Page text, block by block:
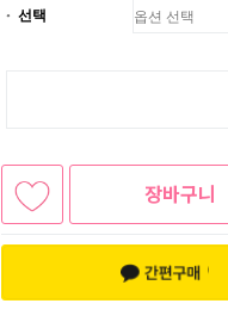
선택
장바구니